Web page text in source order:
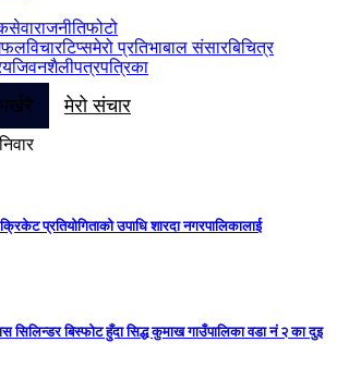
राजनीतिफोटो
विचारटिप्समेरो प्रतिभाबाल संसारबिचित्र
जिवनशैलीपत्रपत्रिका
मेरो संचार
प्रतियोगिताको उपाधि शारदा नगरपालिकालाई
सिलिन्डर बिस्फोट हुँदा सिद्ध कुमाख गाउँपालिका वडा नं २ का दुइ